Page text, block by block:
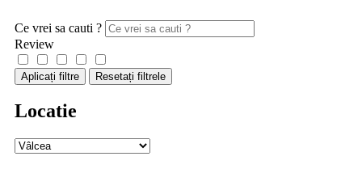
Ce vrei sa cauti ?
Review
Aplicați filtre Resetați filtrele
Locatie